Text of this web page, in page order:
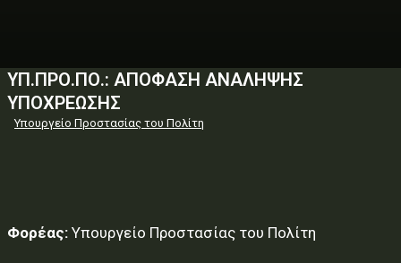
ΥΠ.ΠΡΟ.ΠΟ.: ΑΠΟΦΑΣΗ ΑΝΑΛΗΨΗΣ
ΥΠΟΧΡΕΩΣΗΣ
Υπουργείο Προστασίας του Πολίτη
Φορέας: Υπουργείο Προστασίας του Πολίτη